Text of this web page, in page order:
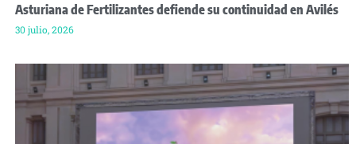
Asturiana de Fertilizantes defiende su continuidad en Avilés
30 julio, 2026